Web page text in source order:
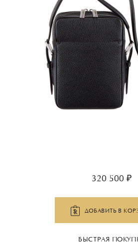
320 500 ₽
ДОБАВИТЬ В
БЫСТРАЯ